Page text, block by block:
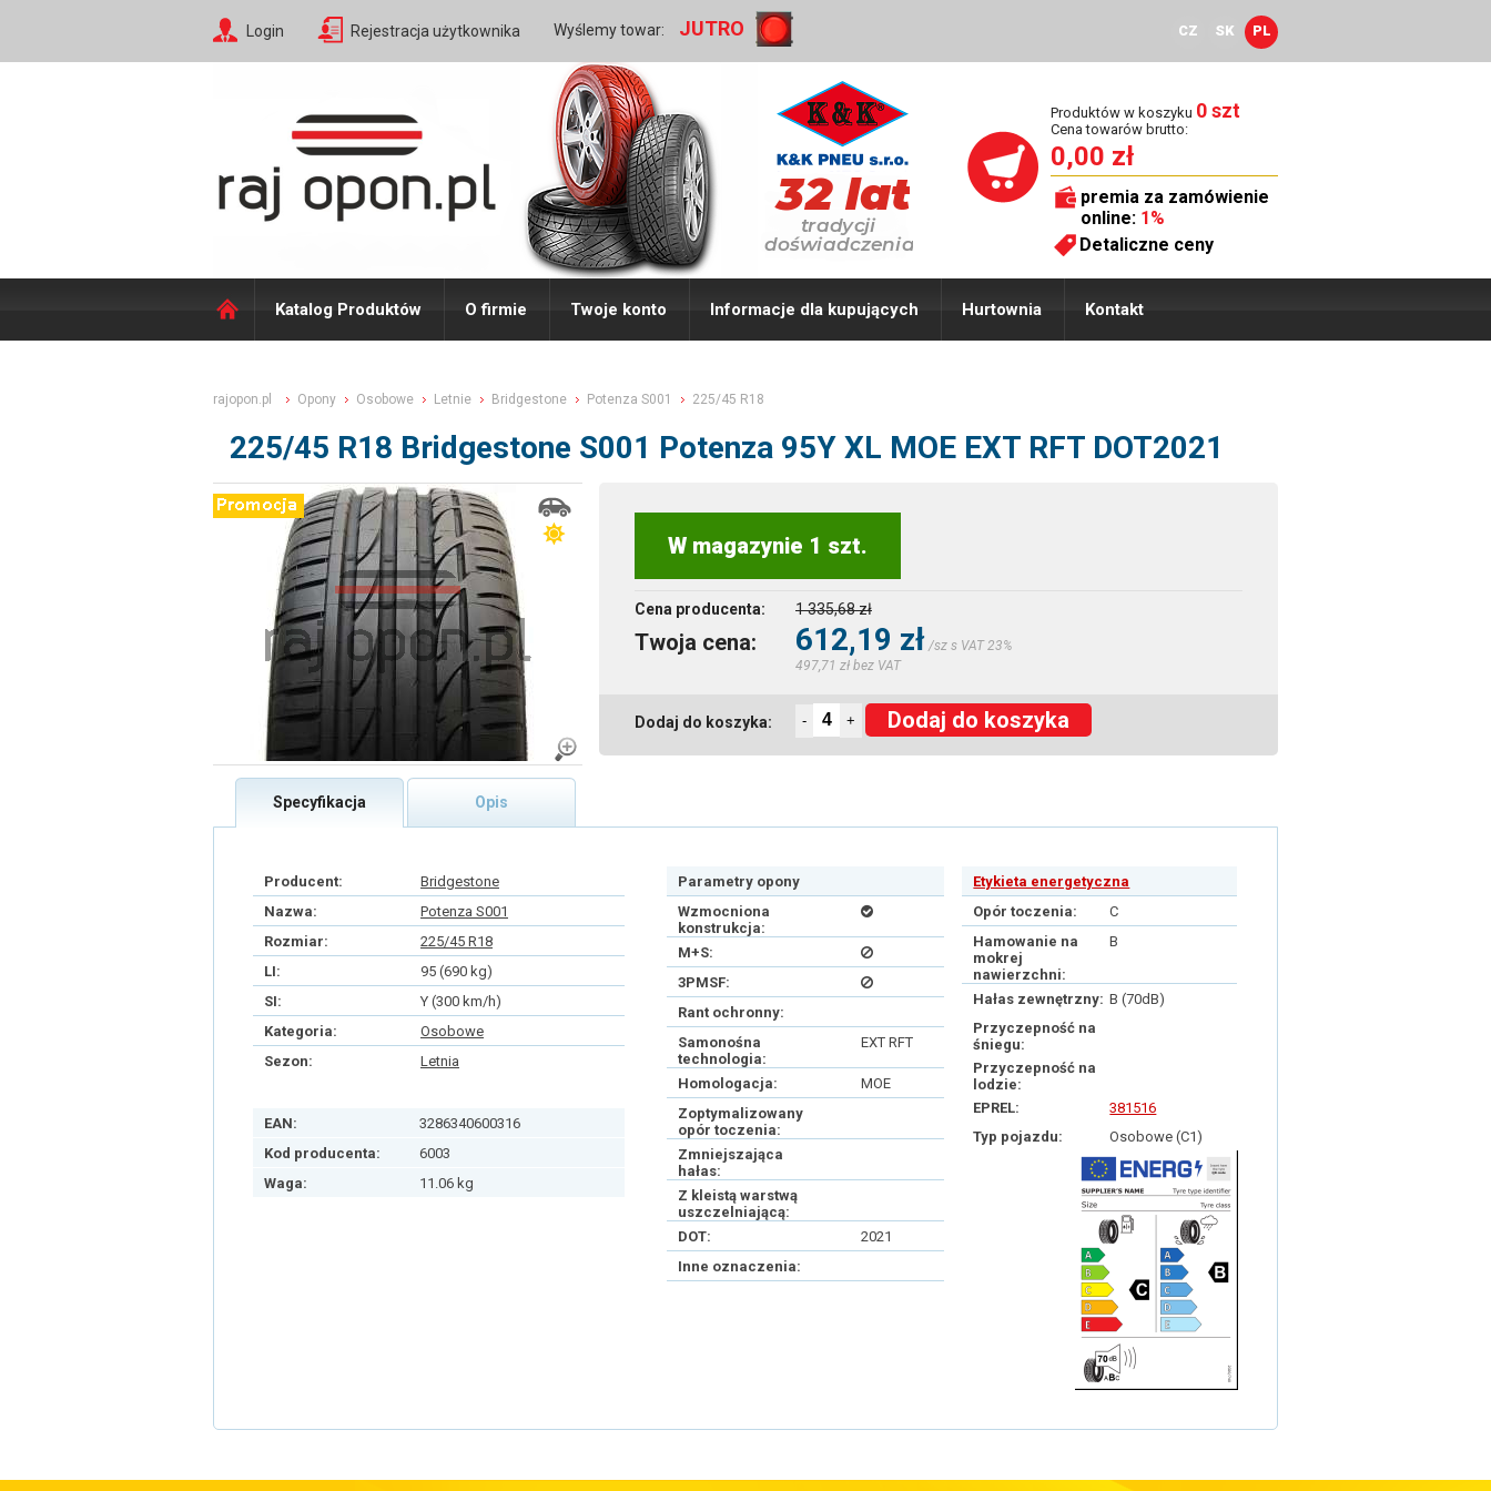
Login Rejestracja użytkownika Wyślemy towar: JUTRO CZ SK PL
Produktów w koszyku 0 szt
Cena towarów brutto:
0,00 zł
premia za zamówienie
online: 1%
Detaliczne ceny
Katalog Produktów O firmie Twoje konto Informacje dla kupujących Hurtownia Kontakt
rajopon.pl Opony Osobowe Letnie Bridgestone Potenza S001 225/45 R18
225/45 R18 Bridgestone S001 Potenza 95Y XL MOE EXT RFT DOT2021
W magazynie 1 szt.
Cena producenta: 1 335,68 zł
Twoja cena: 612,19 zł /sz s VAT 23%
497,71 zł bez VAT
Dodaj do koszyka: - + Dodaj do koszyka
Specyfikacja Opis
Producent:
Bridgestone
Nazwa:
Potenza S001
Rozmiar:
225/45 R18
LI:
95 (690 kg)
SI:
Y (300 km/h)
Kategoria:
Osobowe
Sezon:
Letnia
EAN:
3286340600316
Kod producenta:
6003
Waga:
11.06 kg
Parametry opony
Wzmocniona
konstrukcja:
M+S:
3PMSF:
Rant ochronny:
Samonośna
technologia:
EXT RFT
Homologacja:
MOE
Zoptymalizowany
opór toczenia:
Zmniejszająca
hałas:
Z kleistą warstwą
uszczelniającą:
DOT:
2021
Inne oznaczenia:
Etykieta energetyczna
Opór toczenia:
C
Hamowanie na
mokrej
nawierzchni:
B
Hałas zewnętrzny: B (70dB)
Przyczepność na
śniegu:
Przyczepność na
lodzie:
EPREL:
381516
Typ pojazdu:
Osobowe (C1)